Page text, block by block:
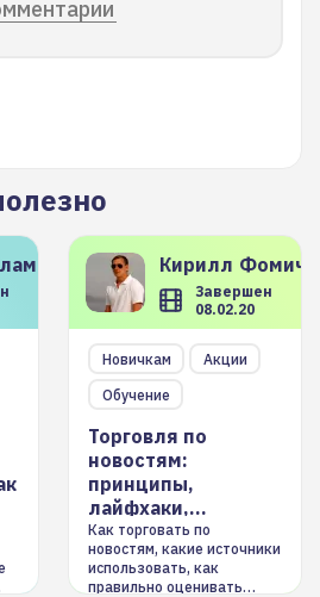
Кирилл
Завершен
08.02.20
Новичкам
Акции
Обучение
Торговля по
новостям:
принципы,
лайфхаки,
инструменты
Как торговать по
новостям, какие источники
использовать, как
правильно оценивать